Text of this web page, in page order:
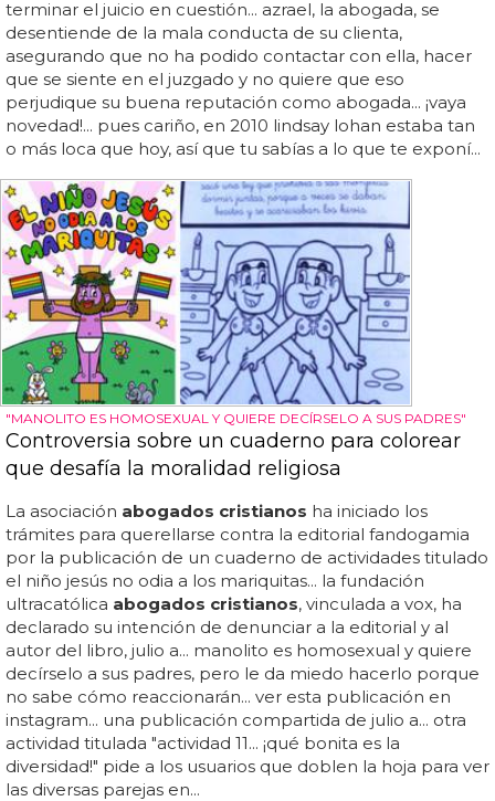
terminar el juicio en cuestión... azrael, la abogada, se
desentiende de la mala conducta de su clienta,
asegurando que no ha podido contactar con ella, hacer
que se siente en el juzgado y no quiere que eso
perjudique su buena reputación como abogada... ¡vaya
novedad!... pues cariño, en 2010 lindsay lohan estaba tan
o más loca que hoy, así que tu sabías a lo que te exponí...
"MANOLITO ES HOMOSEXUAL Y QUIERE DECÍRSELO A SUS PADRES"
Controversia sobre un cuaderno para colorear
que desafía la moralidad religiosa
La asociación abogados cristianos ha iniciado los
trámites para querellarse contra la editorial fandogamia
por la publicación de un cuaderno de actividades titulado
el niño jesús no odia a los mariquitas... la fundación
ultracatólica abogados cristianos, vinculada a vox, ha
declarado su intención de denunciar a la editorial y al
autor del libro, julio a... manolito es homosexual y quiere
decírselo a sus padres, pero le da miedo hacerlo porque
no sabe cómo reaccionarán... ver esta publicación en
instagram... una publicación compartida de julio a... otra
actividad titulada "actividad 11... ¡qué bonita es la
diversidad!" pide a los usuarios que doblen la hoja para ver
las diversas parejas en...